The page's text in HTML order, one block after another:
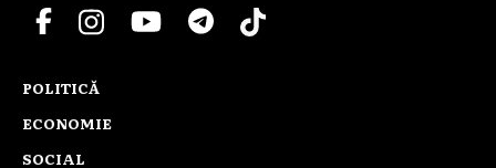
POLITICĂ
ECONOMIE
SOCIAL